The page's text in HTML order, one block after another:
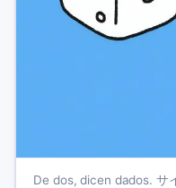
De dos, dicen dados. サ